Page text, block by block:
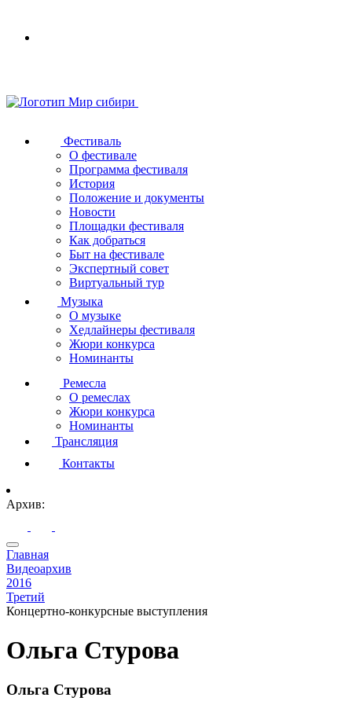
browser
Фестиваль
О фестивале
Программа фестиваля
История
Положение и документы
Новости
Площадки фестиваля
Как добраться
Быт на фестивале
Экспертный совет
Виртуальный тур
Музыка
О музыке
Хедлайнеры фестиваля
Жюри конкурса
Номинанты
Ремесла
О ремеслах
Жюри конкурса
Номинанты
Трансляция
Контакты
Архив:
Главная
Видеоархив
2016
Третий
Концертно-конкурсные выступления
Ольга Стурова
Ольга Стурова